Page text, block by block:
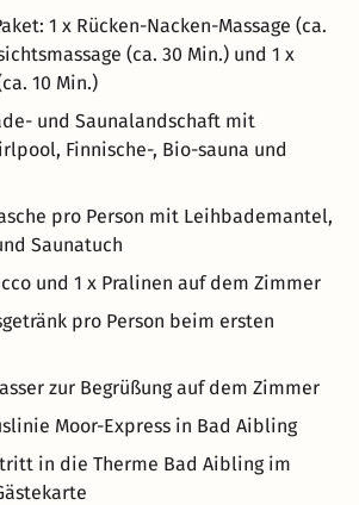
1 x Rücken-Nacken-Massage (ca.
(ca. 30 Min.) und 1 x
10 Min.)
und Saunalandschaft mit
Finnische-, Bio-sauna und
pro Person mit Leihbademantel,
Saunatuch
und 1 x Pralinen auf dem Zimmer
pro Person beim ersten
zur Begrüßung auf dem Zimmer
Moor-Express in Bad Aibling
in die Therme Bad Aibling im